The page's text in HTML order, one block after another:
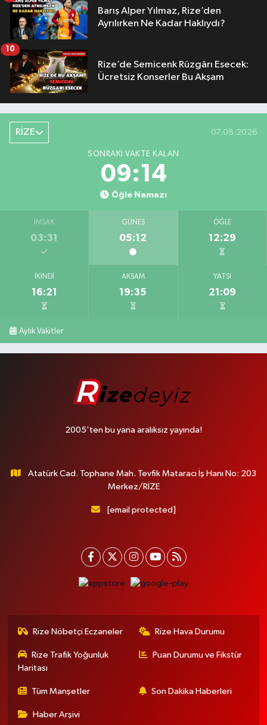
Barış Alper Yılmaz, Rize’den
Ayrılırken Ne Kadar Haklıydı?
Rize’de Semicenk Rüzgârı Esecek:
Ücretsiz Konserler Bu Akşam
10
RİZE 07.08.2026
SONRAKI VAKTE KALAN
09:13
Öğle Namazı
İMSAK
03:31
GÜNEŞ
05:12
ÖĞLE
12:29
İKINDI
16:21
AKŞAM
19:35
YATSI
21:09
Aylık Vakitler
2005'ten bu yana aralıksız yayında!
Atatürk Cad. Tophane Mah. Tevfik Mataracı İş Hanı No: 203
Merkez/RİZE
[email protected]
Rize Nöbetçi Eczaneler Rize Hava Durumu
Rize Trafik Yoğunluk
Haritası
Puan Durumu ve Fikstür
Tüm Manşetler Son Dakika Haberleri
Haber Arşivi